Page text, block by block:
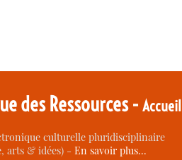
des Ressources -Accueil
culturelle pluridisciplinaire
arts & idées) -En savoir plus…